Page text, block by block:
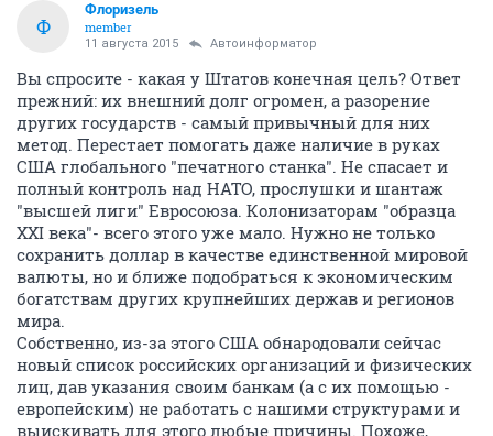
Ф
Флоризель
member
11 августа 2015 Автоинформатор
Вы спросите - какая у Штатов конечная цель? Ответ
прежний: их внешний долг огромен, а разорение
других государств - самый привычный для них
метод. Перестает помогать даже наличие в руках
США глобального "печатного станка". Не спасает и
полный контроль над НАТО, прослушки и шантаж
"высшей лиги" Евросоюза. Колонизаторам "образца
XXI века"- всего этого уже мало. Нужно не только
сохранить доллар в качестве единственной мировой
валюты, но и ближе подобраться к экономическим
богатствам других крупнейших держав и регионов
мира.
Собственно, из-за этого США обнародовали сейчас
новый список российских организаций и физических
лиц, дав указания своим банкам (а с их помощью -
европейским) не работать с нашими структурами и
выискивать для этого любые причины. Похоже,